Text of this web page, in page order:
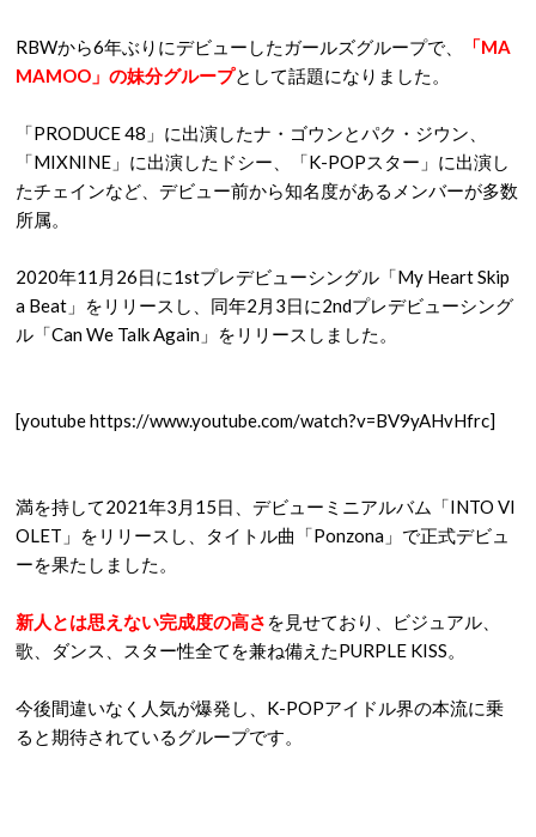
RBWから6年ぶりにデビューしたガールズグループで、
「MA
MAMOO」の妹分グループとして話題になりました。
「PRODUCE 48」に出演したナ・ゴウンとパク・ジウン、
「MIXNINE」に出演したドシー、「K-POPスター」に出演し
たチェインなど、デビュー前から知名度があるメンバーが多数
所属。
2020年11月26日に1stプレデビューシングル「My Heart Skip
a Beat」をリリースし、同年2月3日に2ndプレデビューシング
ル「Can We Talk Again」をリリースしました。
[youtube https://www.youtube.com/watch?v=BV9yAHvHfrc]
満を持して2021年3月15日、デビューミニアルバム「INTO VI
OLET」をリリースし、タイトル曲「Ponzona」で正式デビュ
ーを果たしました。
新人とは思えない完成度の高さ を見せており、ビジュアル、
歌、ダンス、スター性全てを兼ね備えたPURPLE KISS。
今後間違いなく人気が爆発し、K-POPアイドル界の本流に乗
ると期待されているグループです。